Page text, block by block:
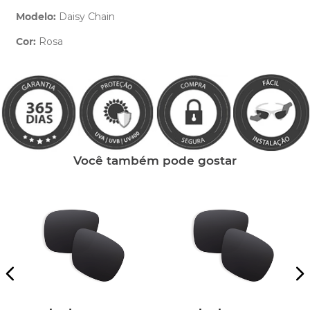
Modelo: Daisy Chain
Cor: Rosa
Você também pode gostar